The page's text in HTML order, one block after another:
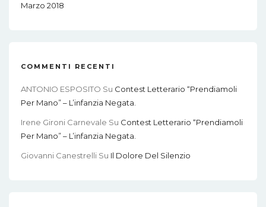
Marzo 2018
COMMENTI RECENTI
ANTONIO ESPOSITO Su Contest Letterario “Prendiamoli
Per Mano” – L’infanzia Negata.
Irene Gironi Carnevale Su Contest Letterario “Prendiamoli
Per Mano” – L’infanzia Negata.
Giovanni Canestrelli Su Il Dolore Del Silenzio